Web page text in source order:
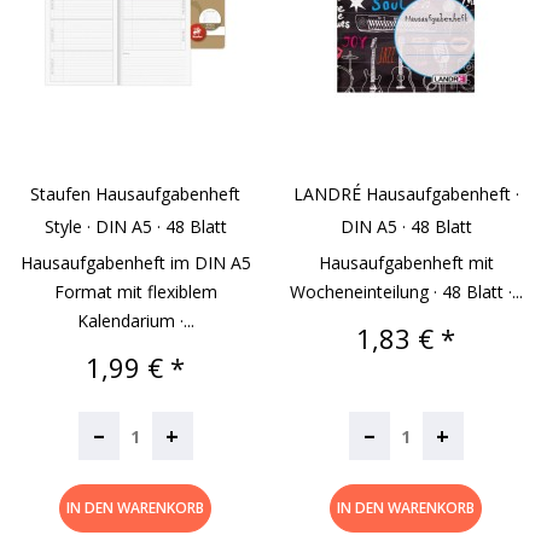
Staufen Hausaufgabenheft
Style · DIN A5 · 48 Blatt
Hausaufgabenheft im DIN A5
Format mit flexiblem
Kalendarium ·...
Preis
1,99 € *
– +
IN DEN WARENKORB
LANDRÉ Hausaufgabenheft ·
DIN A5 · 48 Blatt
Hausaufgabenheft mit
Wocheneinteilung · 48 Blatt ·...
Preis
1,83 € *
– +
IN DEN WARENKORB